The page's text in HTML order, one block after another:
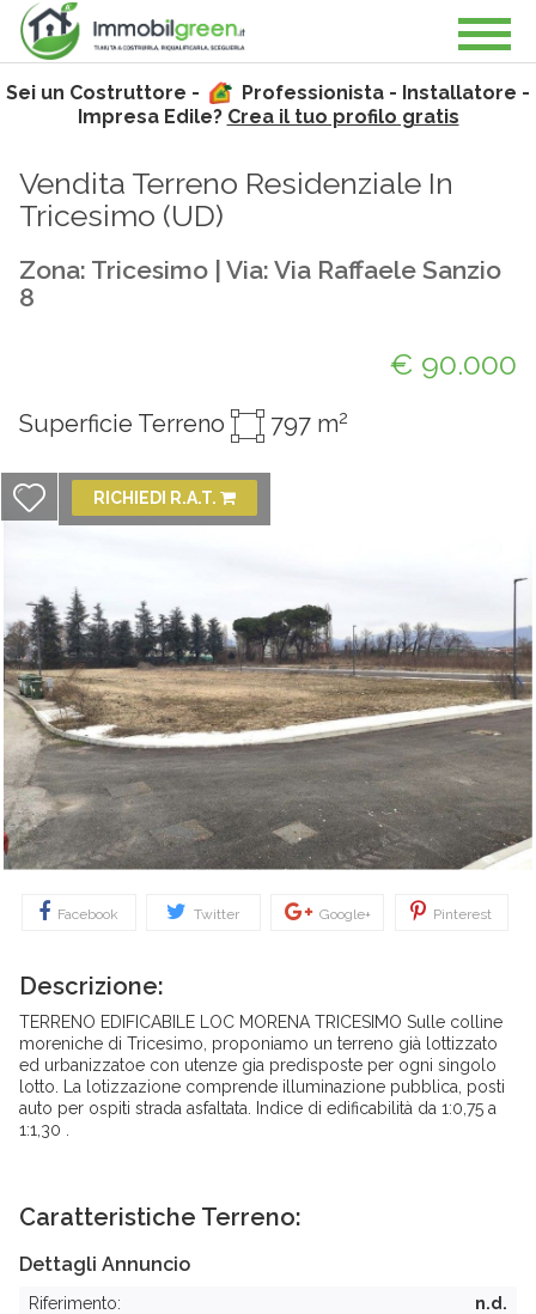
Sei un Costruttore -
Professionista - Installatore -
Impresa Edile? Crea il tuo profilo gratis
Vendita Terreno Residenziale In
Tricesimo (UD)
Zona: Tricesimo | Via: Via Raffaele Sanzio
8
€ 90.000
Superficie Terreno 797 m2
RICHIEDI R.A.T.
Facebook Twitter Google+ Pinterest
Descrizione:
TERRENO EDIFICABILE LOC MORENA TRICESIMO Sulle colline
moreniche di Tricesimo, proponiamo un terreno già lottizzato
ed urbanizzatoe con utenze gia predisposte per ogni singolo
lotto. La lotizzazione comprende illuminazione pubblica, posti
auto per ospiti strada asfaltata. Indice di edificabilità da 1:0,75 a
1:1,30 .
Caratteristiche Terreno:
Dettagli Annuncio
Riferimento:
n.d.